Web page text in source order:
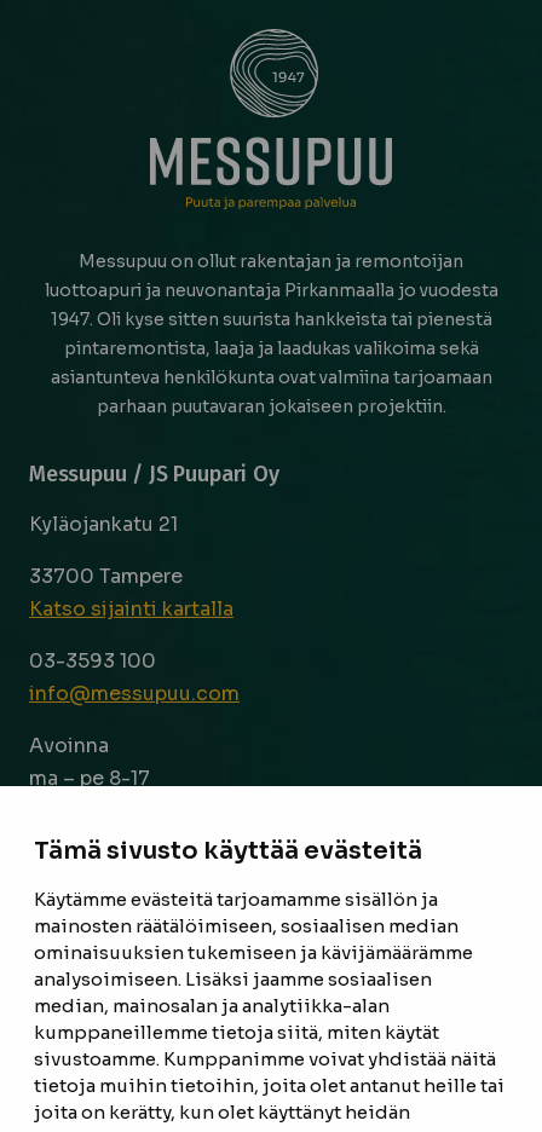
Tämä sivusto käyttää evästeitä
Käytämme evästeitä tarjoamamme sisällön ja
mainosten räätälöimiseen, sosiaalisen median
ominaisuuksien tukemiseen ja kävijämäärämme
analysoimiseen. Lisäksi jaamme sosiaalisen
median, mainosalan ja analytiikka-alan
kumppaneillemme tietoja siitä, miten käytät
sivustoamme. Kumppanimme voivat yhdistää näitä
tietoja muihin tietoihin, joita olet antanut heille tai
joita on kerätty, kun olet käyttänyt heidän
Messupuu on ollut rakentajan ja remontoijan
luottoapuri ja neuvonantaja Pirkanmaalla jo vuodesta
1947. Oli kyse sitten suurista hankkeista tai pienestä
pintaremontista, laaja ja laadukas valikoima sekä
asiantunteva henkilökunta ovat valmiina tarjoamaan
parhaan puutavaran jokaiseen projektiin.
Messupuu / JS Puupari Oy
Kyläojankatu 21
33700 Tampere
Katso sijainti kartalla
03-3593 100
info@messupuu.com
Avoinna
ma – pe 8-17
ETUSIVU
TUOTTEET
REFERENSSIT
OTA YHTEYTTÄ